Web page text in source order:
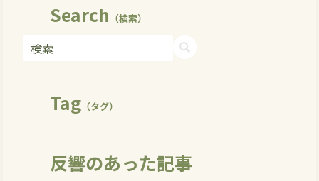
Search （検索）
Tag（タグ）
反響のあった記事